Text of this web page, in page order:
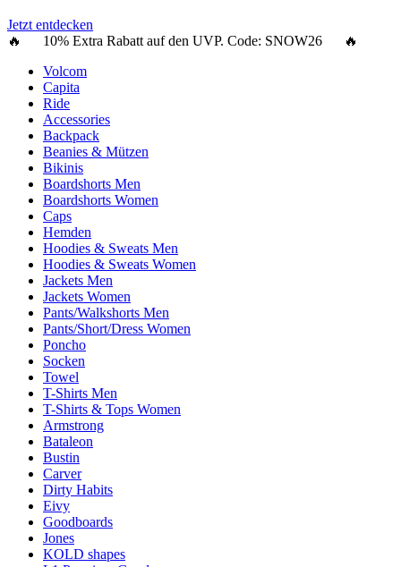
Jetzt entdecken
🔥 10% Extra Rabatt auf den UVP. Code: SNOW26 🔥
Volcom
Capita
Ride
Accessories
Backpack
Beanies & Mützen
Bikinis
Boardshorts Men
Boardshorts Women
Caps
Hemden
Hoodies & Sweats Men
Hoodies & Sweats Women
Jackets Men
Jackets Women
Pants/Walkshorts Men
Pants/Short/Dress Women
Poncho
Socken
Towel
T-Shirts Men
T-Shirts & Tops Women
Armstrong
Bataleon
Bustin
Carver
Dirty Habits
Eivy
Goodboards
Jones
KOLD shapes